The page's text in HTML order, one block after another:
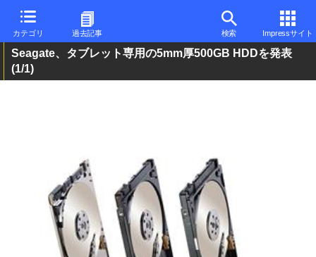
カテゴリ 過去記事 検索 Impressサイト
Seagate、タブレット専用の5mm厚500GB HDDを発表
(1/1)